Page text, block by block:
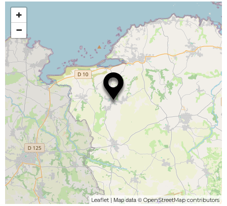
+
−
Leaflet | Map data © OpenStreetMap contributors